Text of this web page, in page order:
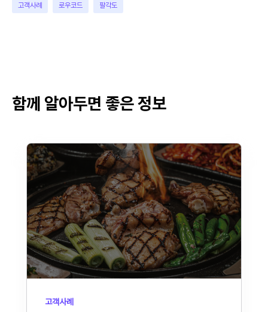
고객사례 로우코드 팔각도
함께 알아두면 좋은 정보
고객사례